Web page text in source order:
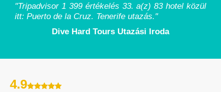
"Tripadvisor 1 399 értékelés 33. a(z) 83 hotel közül
itt: Puerto de la Cruz. Tenerife utazás."
Dive Hard Tours Utazási Iroda
4.9